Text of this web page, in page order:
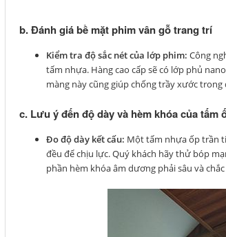
b. Đánh giá bề mặt phim vân gỗ trang trí
Kiểm tra độ sắc nét của lớp phim: Công
tấm nhựa. Hàng cao cấp sẽ có lớp phủ
màng này cũng giúp chống trầy xước
c. Lưu ý đến độ dày và hèm khóa của tấm
Đo độ dày kết cấu: Một tấm nhựa ốp trần
đều để chịu lực. Quý khách hãy thử bóp
phần hèm khóa âm dương phải sâu và